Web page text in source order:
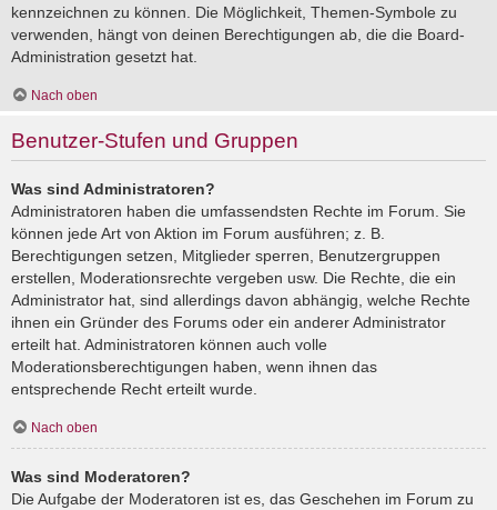
kennzeichnen zu können. Die Möglichkeit, Themen-Symbole zu
verwenden, hängt von deinen Berechtigungen ab, die die Board-
Administration gesetzt hat.
Nach oben
Benutzer-Stufen und Gruppen
Was sind Administratoren?
Administratoren haben die umfassendsten Rechte im Forum. Sie
können jede Art von Aktion im Forum ausführen; z. B.
Berechtigungen setzen, Mitglieder sperren, Benutzergruppen
erstellen, Moderationsrechte vergeben usw. Die Rechte, die ein
Administrator hat, sind allerdings davon abhängig, welche Rechte
ihnen ein Gründer des Forums oder ein anderer Administrator
erteilt hat. Administratoren können auch volle
Moderationsberechtigungen haben, wenn ihnen das
entsprechende Recht erteilt wurde.
Nach oben
Was sind Moderatoren?
Die Aufgabe der Moderatoren ist es, das Geschehen im Forum zu